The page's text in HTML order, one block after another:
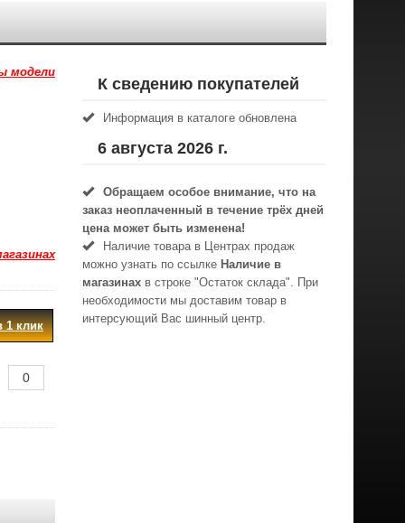
модели
1 клик
К сведению покупателей
Информация в каталоге обновлена
6 августа 2026 г.
Обращаем особое внимание, что на
заказ неоплаченный в течениe трёх дней
цена может быть изменена!
Наличие товара в Центрах продаж
можно узнать по ссылке Наличие в
магазинах в строке "Остаток склада". При
необходимости мы доставим товар в
интерсующий Вас шинный центр.